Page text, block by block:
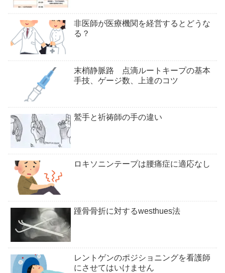
非医師が医療機関を経営するとどうな
る？
末梢静脈路 点滴ルートキープの基本
手技、ゲージ数、上達のコツ
鷲手と祈祷師の手の違い
ロキソニンテープは腰痛症に適応なし
踵骨骨折に対するwesthues法
レントゲンのポジショニングを看護師
にさせてはいけません